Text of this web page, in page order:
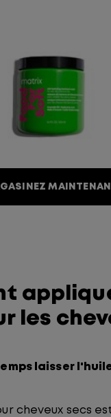
les
laisser
cheveux secs